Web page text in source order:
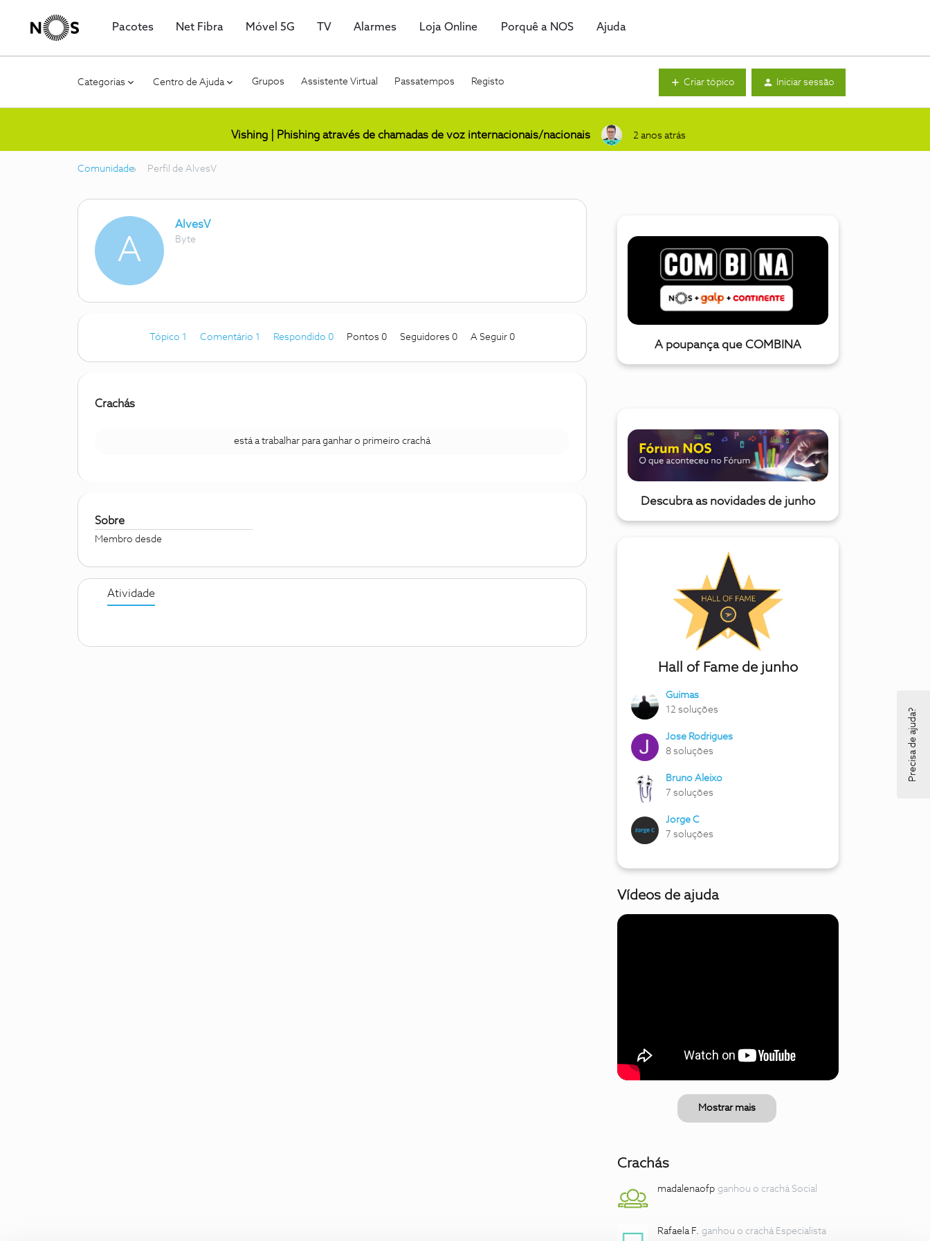
Pacotes Net Fibra Móvel 5G TV Alarmes Loja Online Porquê a NOS Ajuda
Categorias Centro de Ajuda Grupos Assistente Virtual Passatempos Registo Criar tópico Iniciar sessão
Vishing | Phishing através de chamadas de voz internacionais/nacionais 2 anos atrás
Comunidade Perfil de AlvesV
A
AlvesV
Byte
Tópico 1 Comentário 1 Respondido 0 Pontos 0 Seguidores 0 A Seguir 0
Crachás
está a trabalhar para ganhar o primeiro crachá
Sobre
Membro desde
Atividade
A poupança que COMBINA
Descubra as novidades de junho
Hall of Fame de junho
Guimas
12 soluções
Jose Rodrigues
8 soluções
Bruno Aleixo
7 soluções
Jorge C
7 soluções
Vídeos de ajuda
Mostrar mais
Crachás
madalenaofp ganhou o crachá Social
Rafaela F. ganhou o crachá Especialista
Precisa de ajuda?